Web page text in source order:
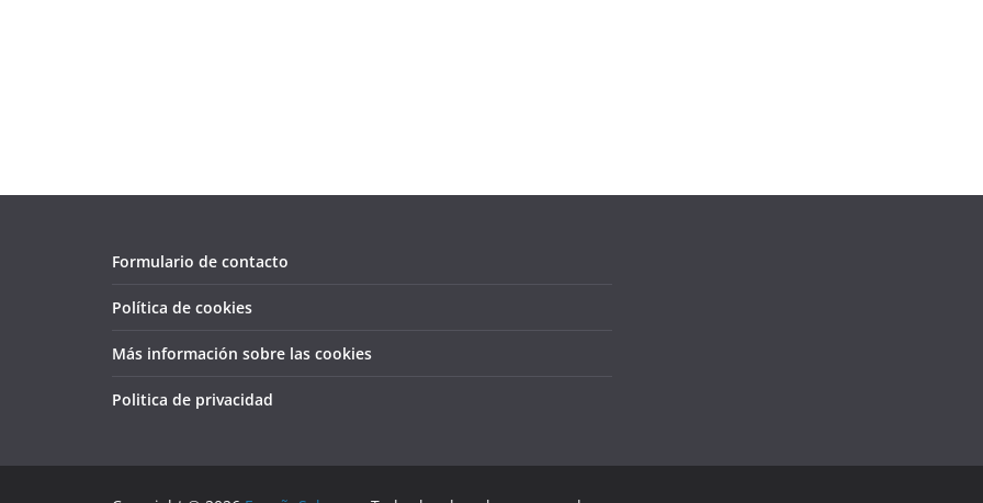
Formulario de contacto
Política de cookies
Más información sobre las cookies
Politica de privacidad